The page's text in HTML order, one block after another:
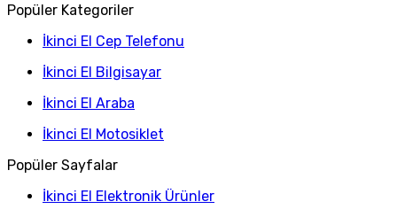
Popüler Kategoriler
İkinci El Cep Telefonu
İkinci El Bilgisayar
İkinci El Araba
İkinci El Motosiklet
Popüler Sayfalar
İkinci El Elektronik Ürünler